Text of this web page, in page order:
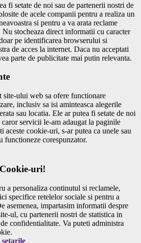
fi setate de noi sau de partenerii nostri de
de acele companii pentru a realiza un
si pentru a va arata reclame
Nu stocheaza direct informatii cu caracter
pe identificarea browserului si
de acces la internet. Daca nu acceptati
parte de publicitate mai putin relevanta.
ului web sa ofere functionare
inclusiv sa isi aminteasca alegerile
sau locatia. Ele ar putea fi setate de noi
servicii le-am adaugat la paginile
aceste cookie-uri, s-ar putea ca unele sau
functioneze corespunzator.
Cookie-uri!
a personaliza continutul si reclamele,
specifice retelelor sociale si pentru a
asemenea, impartasim informatii despre
ul, cu partenerii nostri de statistica in
confidentialitate. Va puteti administra